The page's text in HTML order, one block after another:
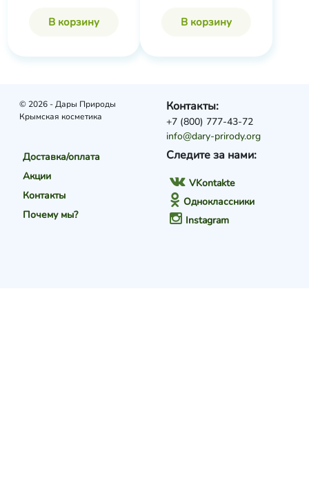
В корзину В корзину
© 2026 - Дары Природы
Крымская косметика
Доставка/оплата
Акции
Контакты
Почему мы?
Следите за нами:
VKontakte
Одноклассники
Instagram
Контакты:
+7 (800) 777-43-72
info@dary-prirody.org